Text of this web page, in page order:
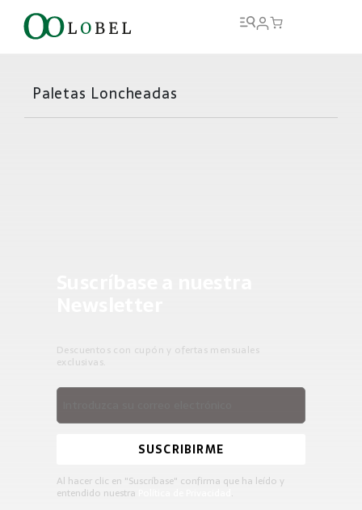
Paletas Loncheadas
Descuentos con cupón y ofertas mensuales
exclusivas.
SUSCRIBIRME
Al hacer clic en "Suscríbase" confirma que ha leído y
entendido nuestra .